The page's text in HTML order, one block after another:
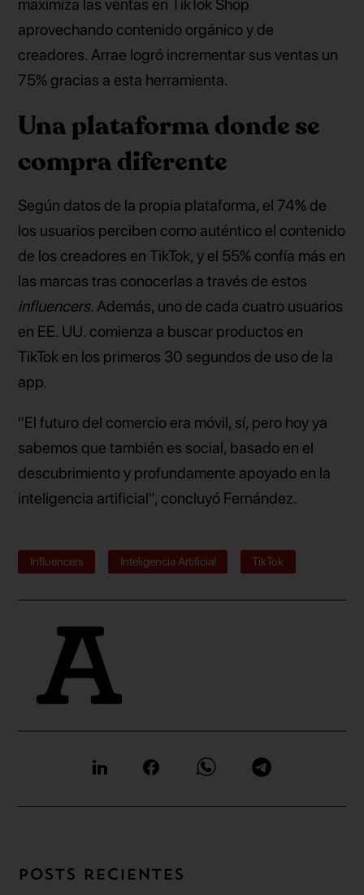
maximiza las ventas en TikTok Shop
aprovechando contenido orgánico y de
creadores. Arrae logró incrementar sus ventas un
75% gracias a esta herramienta.
Una plataforma donde se
compra diferente
Según datos de la propia plataforma, el 74% de
los usuarios perciben como auténtico el contenido
de los creadores en TikTok, y el 55% confía más en
las marcas tras conocerlas a través de estos
influencers. Además, uno de cada cuatro usuarios
en EE. UU. comienza a buscar productos en
TikTok en los primeros 30 segundos de uso de la
app.
"El futuro del comercio era móvil, sí, pero hoy ya
sabemos que también es social, basado en el
descubrimiento y profundamente apoyado en la
inteligencia artificial", concluyó Fernández.
Influencers Inteligencia Artificial TikTok
Posts recientes